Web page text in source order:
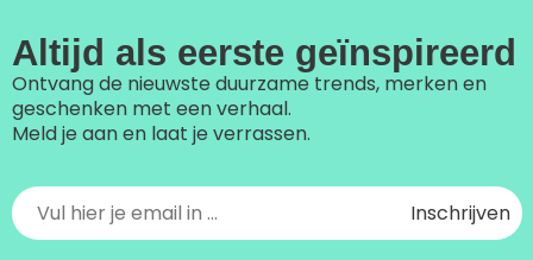
Altijd als eerste geïnspireerd
Ontvang de nieuwste duurzame trends, merken en
geschenken met een verhaal.
Meld je aan en laat je verrassen.